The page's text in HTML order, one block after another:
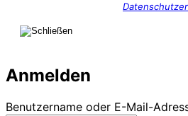
Anmelden
Benutzername oder E-Mail-